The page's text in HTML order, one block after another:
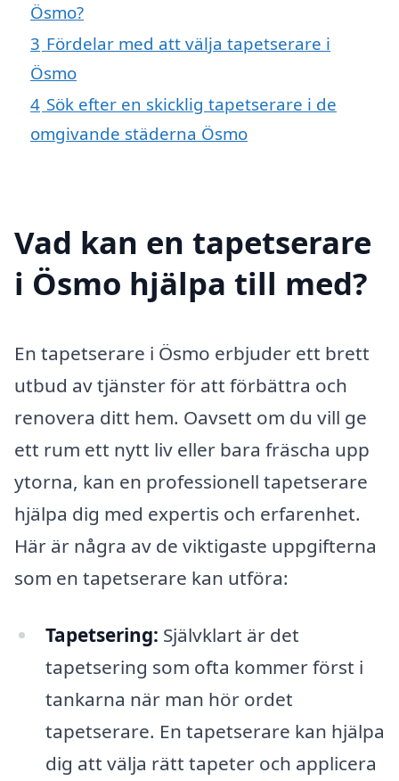
Ösmo?
3 Fördelar med att välja tapetserare i
Ösmo
4 Sök efter en skicklig tapetserare i de
omgivande städerna Ösmo
Vad kan en tapetserare
i Ösmo hjälpa till med?
En tapetserare i Ösmo erbjuder ett brett
utbud av tjänster för att förbättra och
renovera ditt hem. Oavsett om du vill ge
ett rum ett nytt liv eller bara fräscha upp
ytorna, kan en professionell tapetserare
hjälpa dig med expertis och erfarenhet.
Här är några av de viktigaste uppgifterna
som en tapetserare kan utföra:
Tapetsering: Självklart är det
tapetsering som ofta kommer först i
tankarna när man hör ordet
tapetserare. En tapetserare kan hjälpa
dig att välja rätt tapeter och applicera